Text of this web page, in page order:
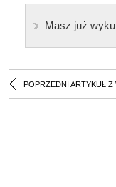
Masz już
POPRZEDNI ARTYKUŁ Z